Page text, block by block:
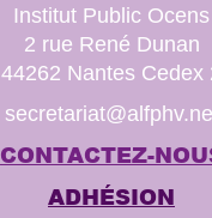
Institut Public Ocens
2 rue René Dunan
44262 Nantes Cedex
CONTACTEZ-
ADHÉSION